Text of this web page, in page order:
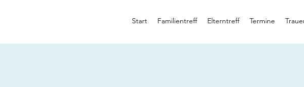
Start Familientreff Elterntreff Termine